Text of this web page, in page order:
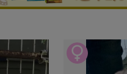
リーダー